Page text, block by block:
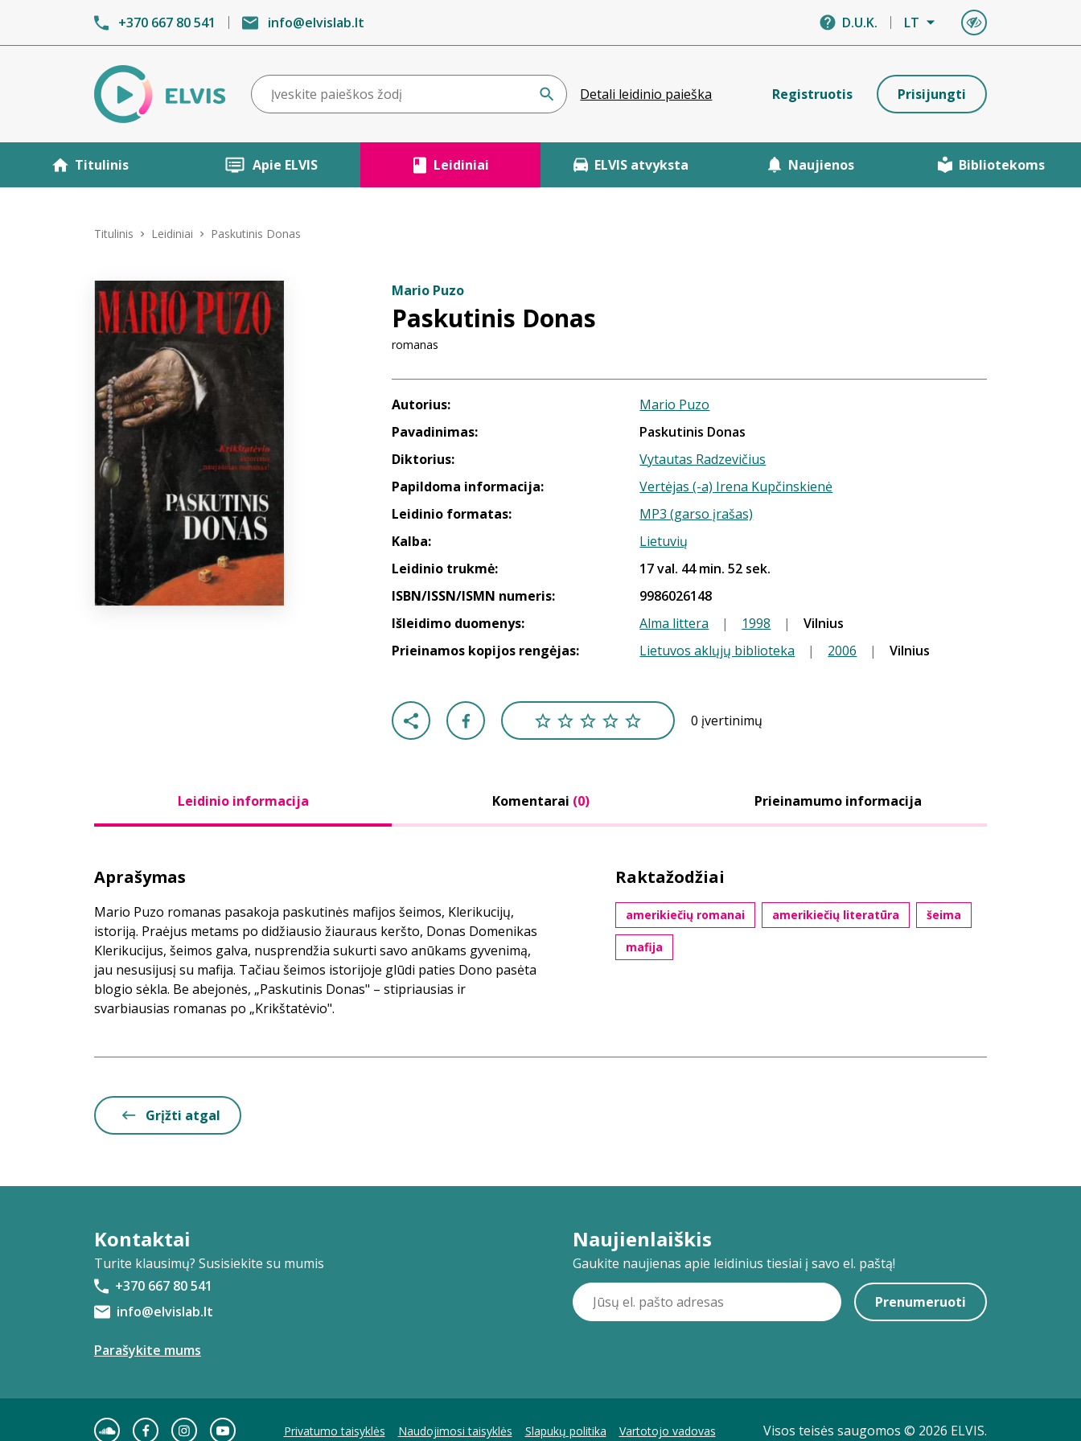
+370 667 80 541 info@elvislab.lt D.U.K. LT
Detali leidinio paieška Registruotis Prisijungti
Titulinis Apie ELVIS Leidiniai ELVIS atvyksta Naujienos Bibliotekoms
Titulinis Leidiniai Paskutinis Donas
Mario Puzo
Paskutinis Donas
romanas
Autorius:
Mario Puzo
Pavadinimas:
Paskutinis Donas
Diktorius:
Vytautas Radzevičius
Papildoma informacija:
Vertėjas (-a) Irena Kupčinskienė
Leidinio formatas:
MP3 (garso įrašas)
Kalba:
Lietuvių
Leidinio trukmė:
17 val. 44 min. 52 sek.
ISBN/ISSN/ISMN numeris:
9986026148
Išleidimo duomenys:
Alma littera | 1998 |
Vilnius
Prieinamos kopijos rengėjas:
Lietuvos aklųjų biblioteka | 2006 | Vilnius
0 įvertinimų
Leidinio informacija Komentarai (0) Prieinamumo informacija
Aprašymas
Mario Puzo romanas pasakoja paskutinės mafijos šeimos, Klerikucijų,
istoriją. Praėjus metams po didžiausio žiauraus keršto, Donas Domenikas
Klerikucijus, šeimos galva, nusprendžia sukurti savo anūkams gyvenimą,
jau nesusijusį su mafija. Tačiau šeimos istorijoje glūdi paties Dono pasėta
blogio sėkla. Be abejonės, „Paskutinis Donas" – stipriausias ir
svarbiausias romanas po „Krikštatėvio".
Raktažodžiai
amerikiečių romanai amerikiečių literatūra šeima
mafija
Grįžti atgal
Kontaktai
Turite klausimų? Susisiekite su mumis
+370 667 80 541
info@elvislab.lt
Parašykite mums
Naujienlaiškis
Gaukite naujienas apie leidinius tiesiai į savo el. paštą!
Prenumeruoti
Visos teisės saugomos © 2026 ELVIS.
Privatumo taisyklės Naudojimosi taisyklės Slapukų politika Vartotojo vadovas